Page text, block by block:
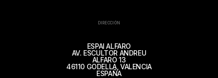
DIRECCIÓN
ESPAI ALFARO
AV. ESCULTOR ANDREU
ALFARO 13
46110 GODELLA, VALENCIA
ESPAÑA